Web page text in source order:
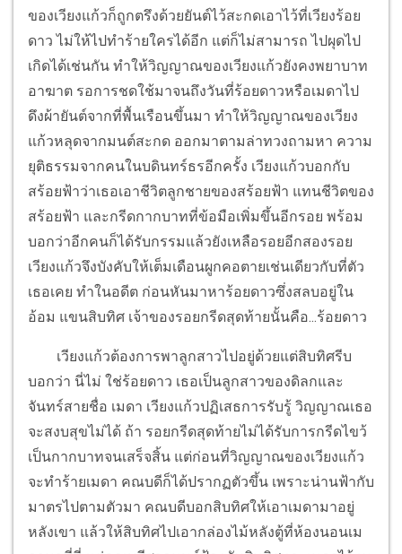
ของเวียงแก้วก็ถูกตรึงด้วยยันต์ไว้สะกดเอาไว้ที่เวียงร้อย
ดาว ไม่ให้ไปทำร้ายใครได้อีก แต่ก็ไม่สามารถ ไปผุดไป
เกิดได้เช่นกัน ทำให้วิญญาณของเวียงแก้วยังคงพยาบาท
อาฆาต รอการชดใช้มาจนถึงวันที่ร้อยดาวหรือเมดาไป
ดึงผ้ายันต์จากที่พื้นเรือนขึ้นมา ทำให้วิญญาณของเวียง
แก้วหลุดจากมนต์สะกด ออกมาตามล่าทวงถามหา ความ
ยุติธรรมจากคนในบดินทร์ธรอีกครั้ง เวียงแก้วบอกกับ
สร้อยฟ้าว่าเธอเอาชีวิตลูกชายของสร้อยฟ้า แทนชีวิตของ
สร้อยฟ้า และกรีดกากบาทที่ข้อมือเพิ่มขึ้นอีกรอย พร้อม
บอกว่าอีกคนก็ได้รับกรรมแล้วยังเหลือรอยอีกสองรอย
เวียงแก้วจึงบังคับให้เต็มเดือนผูกคอตายเช่นเดียวกับที่ตัว
เธอเคย ทำในอดีต ก่อนหันมาหาร้อยดาวซึ่งสลบอยู่ใน
อ้อม แขนสิบทิศ เจ้าของรอยกรีดสุดท้ายนั้นคือ...ร้อยดาว
เวียงแก้วต้องการพาลูกสาวไปอยู่ด้วยแต่สิบทิศรีบ
บอกว่า นี่ไม่ ใช่ร้อยดาว เธอเป็นลูกสาวของดิลกและ
จันทร์สายชื่อ เมดา เวียงแก้วปฏิเสธการรับรู้ วิญญาณเธอ
จะสงบสุขไม่ได้ ถ้า รอยกรีดสุดท้ายไม่ได้รับการกรีดไขว้
เป็นกากบาทจนเสร็จสิ้น แต่ก่อนที่วิญญาณของเวียงแก้ว
จะทำร้ายเมดา คณบดีก็ได้ปรากฏตัวขึ้น เพราะน่านฟ้ากับ
มาตรไปตามตัวมา คณบดีบอกสิบทิศให้เอาเมดามาอยู่
หลังเขา แล้วให้สิบทิศไปเอากล่องไม้หลังตู้ที่ห้องนอนเม